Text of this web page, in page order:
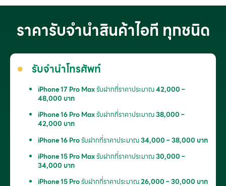
ราคารับจำนำสินค้าไอที ทุกชนิด
รับจำนำโทรศัพท์
iPhone 17 Pro Maxรับฝากที่ราคาประมาณ42,000 –
48,000 บาท
iPhone 16 Pro Maxรับฝากที่ราคาประมาณ38,000 –
42,000 บาท
iPhone 16 Proรับฝากที่ราคาประมาณ34,000 – 38,000 บาท
iPhone 15 Pro Maxรับฝากที่ราคาประมาณ30,000 –
34,000 บาท
iPhone 15 Proรับฝากที่ราคาประมาณ26,000 – 30,000 บาท